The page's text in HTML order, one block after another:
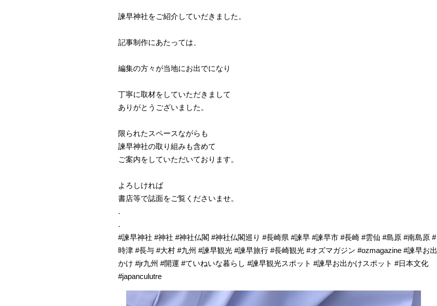
諫早神社をご紹介していだきました。
記事制作にあたっては、
編集の方々が当地にお出でになり
丁寧に取材をしていただきまして
ありがとうございました。
限られたスペースながらも
諫早神社の取り組みも含めて
ご案内をしていただいております。
よろしければ
書店等で誌面をご覧くださいませ。
.
.
#諫早神社 #神社 #神社仏閣 #神社仏閣巡り #長崎県 #諫早 #諫早市 #長崎 #雲仙 #島原 #南島原 #
時津 #長与 #大村 #九州 #諫早観光 #諫早旅行 #長崎観光 #オズマガジン #ozmagazine #諫早お出
かけ #jr九州 #開運 #ていねいな暮らし #諫早観光スポット #諫早お出かけスポット #日本文化
#japanculutre